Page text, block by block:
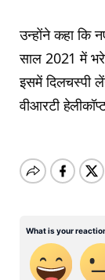
उन्होंने कहा कि
साल 2021 में
इसमें दिलचस्पी
वीआरटी